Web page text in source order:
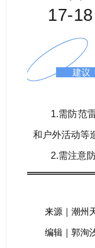
17-
建
1.需防范
和户外活动等
2.需注意
来源｜潮州
编辑｜郭洵